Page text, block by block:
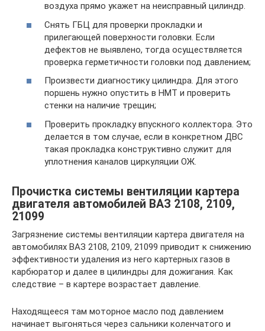
воздуха прямо укажет на неисправный цилиндр.
Снять ГБЦ для проверки прокладки и
прилегающей поверхности головки. Если
дефектов не выявлено, тогда осуществляется
проверка герметичности головки под давлением;
Произвести диагностику цилиндра. Для этого
поршень нужно опустить в НМТ и проверить
стенки на наличие трещин;
Проверить прокладку впускного коллектора. Это
делается в том случае, если в конкретном ДВС
такая прокладка конструктивно служит для
уплотнения каналов циркуляции ОЖ.
Прочистка системы вентиляции картера
двигателя автомобилей ВАЗ 2108, 2109,
21099
Загрязнение системы вентиляции картера двигателя на
автомобилях ВАЗ 2108, 2109, 21099 приводит к снижению
эффективности удаления из него картерных газов в
карбюратор и далее в цилиндры для дожигания. Как
следствие – в картере возрастает давление.
Находящееся там моторное масло под давлением
начинает выгоняться через сальники коленчатого и